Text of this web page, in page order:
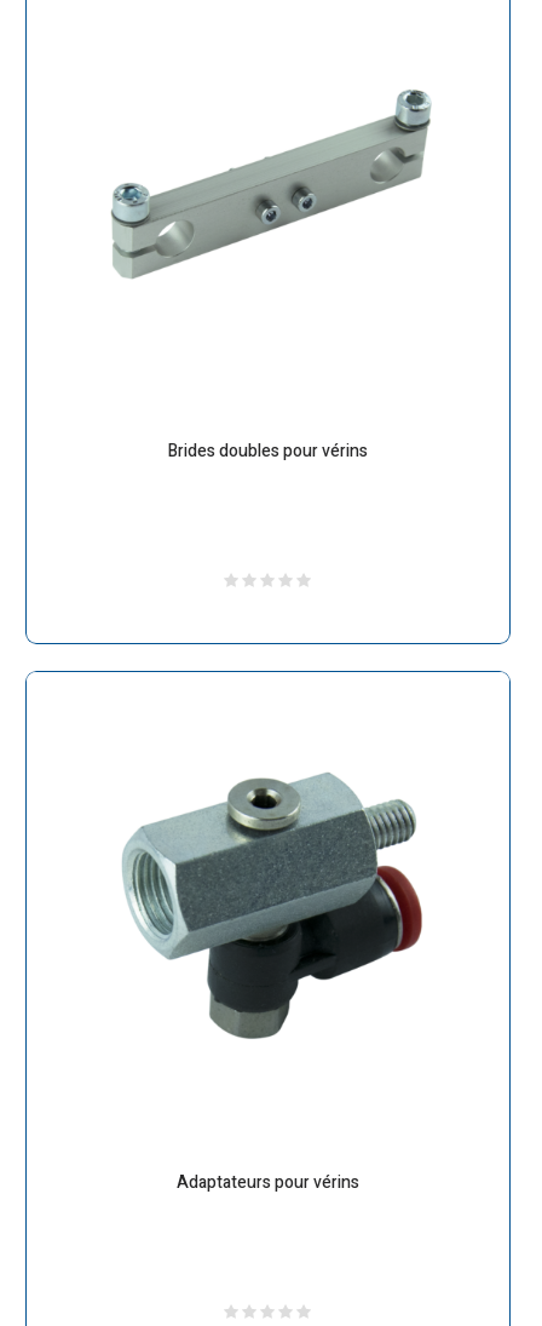
Brides doubles pour vérins
Adaptateurs pour vérins